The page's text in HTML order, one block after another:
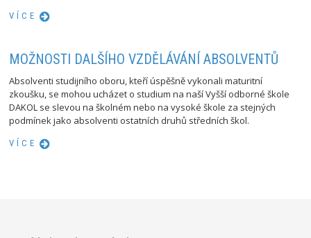
VÍCE
MOŽNOSTI DALŠÍHO VZDĚLÁVÁNÍ ABSOLVENTŮ
Absolventi studijního oboru, kteří úspěšně vykonali maturitní
zkoušku, se mohou ucházet o studium na naší Vyšší odborné škole
DAKOL se slevou na školném nebo na vysoké škole za stejných
podmínek jako absolventi ostatních druhů středních škol.
VÍCE